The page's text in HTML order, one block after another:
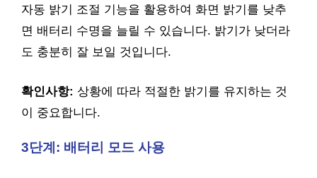
자동 밝기 조절 기능을 활용하여 화면 밝기를 낮추
면 배터리 수명을 늘릴 수 있습니다. 밝기가 낮더라
도 충분히 잘 보일 것입니다.
확인사항: 상황에 따라 적절한 밝기를 유지하는 것
이 중요합니다.
3단계: 배터리 모드 사용